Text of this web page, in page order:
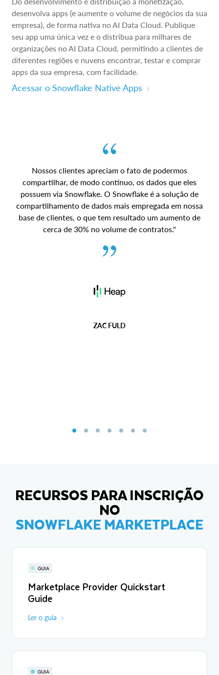
desenvolva apps (e aumente o volume de negócios da sua
empresa), de forma nativa no AI Data Cloud. Publique
seu app uma única vez e o distribua para milhares de
organizações no AI Data Cloud, permitindo a clientes de
diferentes regiões e nuvens encontrar, testar e comprar
apps da sua empresa, com facilidade.
Acessar o Snowflake Native Apps
Nossos clientes apreciam o fato de podermos
compartilhar, de modo contínuo, os dados que eles
possuem via Snowflake. O Snowflake é a solução de
compartilhamento de dados mais empregada em nossa
base de clientes, o que tem resultado um aumento de
cerca de 30% no volume de contratos."
ZAC FULD
RECURSOS PARA INSCRIÇÃO
NO
SNOWFLAKE MARKETPLACE
GUIA
Marketplace Provider Quickstart
Guide
Ler o guia
GUIA